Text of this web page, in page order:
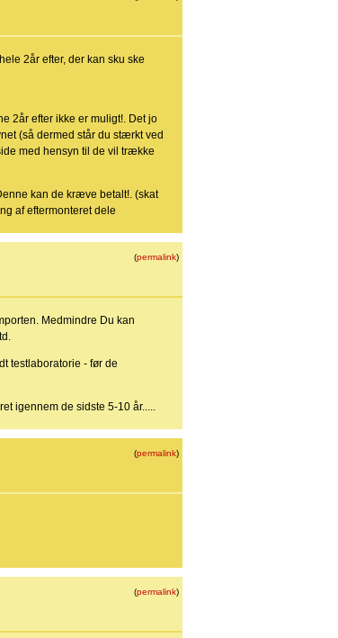
2år efter, der kan sku ske
2år efter ikke er muligt!. Det jo
(så dermed står du stærkt ved
med hensyn til de vil trække
kan de kræve betalt!. (skat
af eftermonteret dele
(permalink)
Medmindre Du kan
testlaboratorie - før de
igennem de sidste 5-10 år.....
(permalink)
(permalink)